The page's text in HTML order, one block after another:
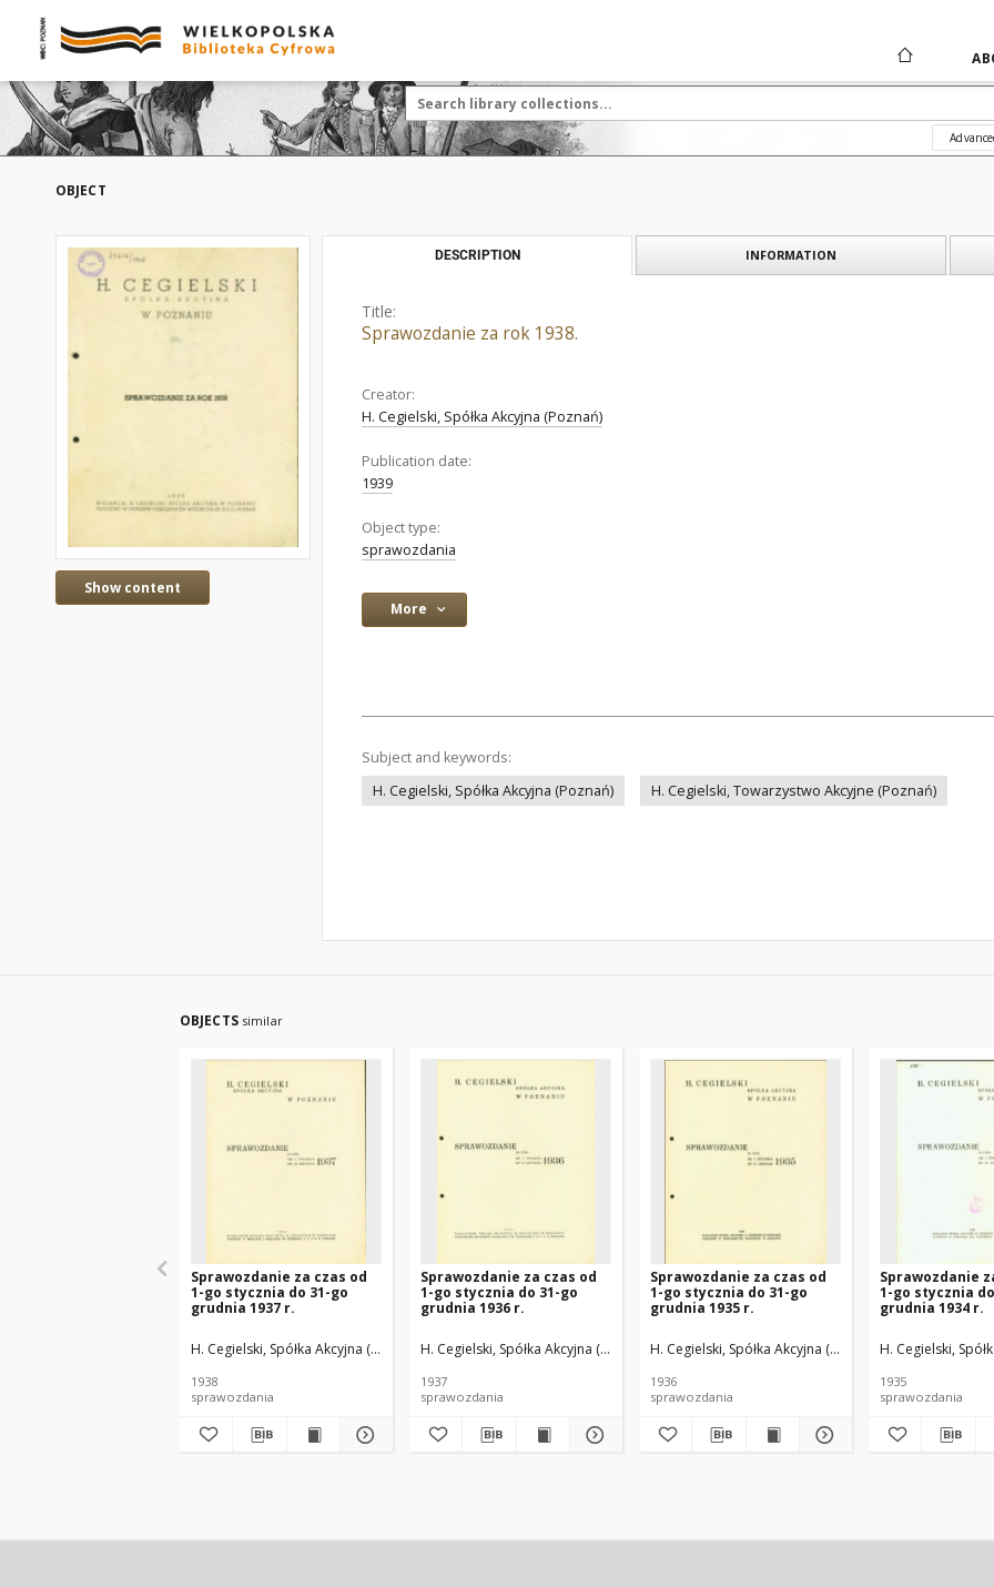
OBJECT
Show content
DESCRIPTION INFORMATION
Title:
Sprawozdanie za rok 1938.
Creator:
H. Cegielski, Spółka Akcyjna (Poznań)
Publication date:
1939
Object type:
sprawozdania
More
Subject and keywords:
H. Cegielski, Spółka Akcyjna (Poznań)
H. Cegielski, Towarzystwo Akcyjne (Poznań)
OBJECTS similar
Sprawozdanie za czas od
1-go stycznia do 31-go
grudnia 1937 r.
H. Cegielski, Spółka Akcyjna (Poznań)
1938
sprawozdania
Sprawozdanie za czas od
1-go stycznia do 31-go
grudnia 1936 r.
H. Cegielski, Spółka Akcyjna (Poznań)
1937
sprawozdania
Sprawozdanie za czas od
1-go stycznia do 31-go
grudnia 1935 r.
H. Cegielski, Spółka Akcyjna (Poznań)
1936
sprawozdania
Sprawozdanie
1-go stycznia
grudnia 1934 r.
H. Cegielski,
1935
sprawozdania